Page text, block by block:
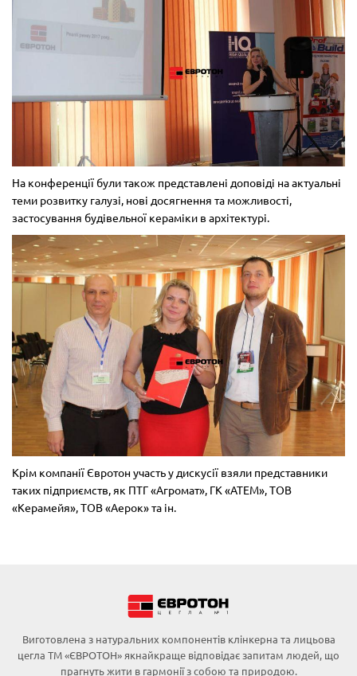
На конференції були також представлені доповіді на актуальні
теми розвитку галузі, нові досягнення та можливості,
застосування будівельної кераміки в архітектурі.
Крім компанії Євротон участь у дискусії взяли представники
таких підприємств, як ПТГ «Агромат», ГК «АТЕМ», ТОВ
«Керамейя», ТОВ «Аерок» та ін.
Виготовлена з натуральних компонентів клінкерна та лицьова
цегла ТМ «ЄВРОТОН» якнайкраще відповідає запитам людей, що
прагнуть жити в гармонії з собою та природою.